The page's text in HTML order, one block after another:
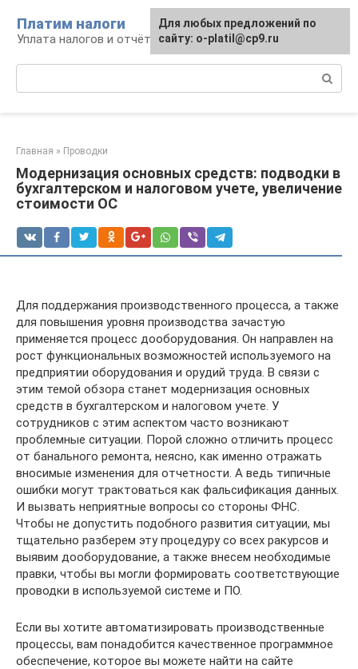
контенту
Платим налоги
Уплата налогов и отчётность
Главная » Проводки
Модернизация основных средств: подводки в
бухгалтерском и налоговом учете, увеличение
стоимости ОС
Для поддержания производственного процесса, а также
для повышения уровня производства зачастую
применяется процесс дооборудования. Он направлен на
рост функциональных возможностей используемого на
предприятии оборудования и орудий труда. В связи с
этим темой обзора станет модернизация основных
средств в бухгалтерском и налоговом учете. У
сотрудников с этим аспектом часто возникают
проблемные ситуации. Порой сложно отличить процесс
от банального ремонта, неясно, как именно отражать
вносимые изменения для отчетности. А ведь типичные
ошибки могут трактоваться как фальсификация данных.
И вызвать неприятные вопросы со стороны ФНС.
Чтобы не допустить подобного развития ситуации, мы
тщательно разберем эту процедуру со всех ракурсов и
выявим дооборудование, а также внесем необходимые
правки, чтобы вы могли формировать соответствующие
проводки в используемой системе и ПО.
Если вы хотите автоматизировать производственные
процессы, вам понадобится качественное программное
обеспечение, которое вы можете найти на сайте
Для любых предложений по
сайту: o-platil@cp9.ru